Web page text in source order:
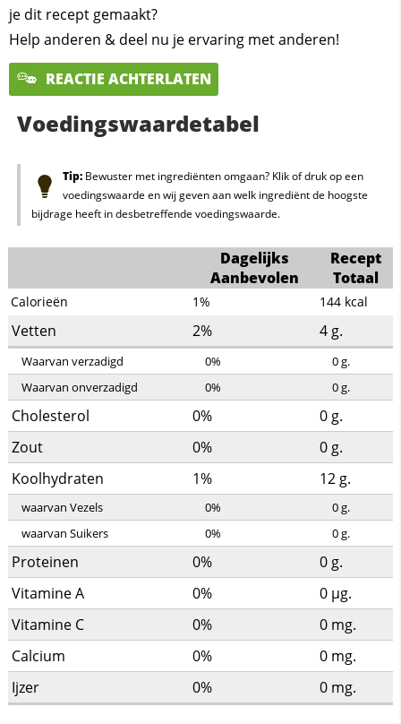
je dit recept gemaakt?
Help anderen & deel nu je ervaring met anderen!
REACTIE ACHTERLATEN
Voedingswaardetabel
Tip:Bewuster met ingrediënten omgaan? Klik of druk op een
voedingswaarde en wij geven aan welk ingrediënt de hoogste
bijdrage heeft in desbetreffende voedingswaarde.
Dagelijks
Aanbevolen
Recept
Totaal
Calorieën 1% 144 kcal
Vetten 2% 4g.
Waarvan verzadigd 0% 0g.
Waarvan onverzadigd
0% 0g.
Cholesterol 0% 0g.
Zout
0% 0g.
Koolhydraten
1% 12g.
waarvan Vezels 0% 0g.
waarvan Suikers
0% 0g.
Proteinen 0% 0g.
Vitamine A
0% 0 µg.
Vitamine C
0% 0 mg.
Calcium
0% 0 mg.
Ijzer
0% 0 mg.